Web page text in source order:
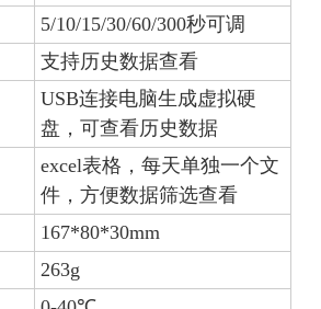
5/10/15/30/60/300秒可调
支持历史数据查看
USB连接电脑生成虚拟硬
盘，可查看历史数据
excel表格，每天单独一个文
件，方便数据筛选查看
167*80*30mm
263g